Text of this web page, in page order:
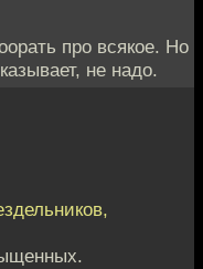
про всякое. Но
не надо.